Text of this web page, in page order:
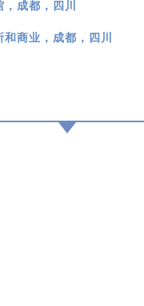
成都，四川
和商业 ，成都，四川